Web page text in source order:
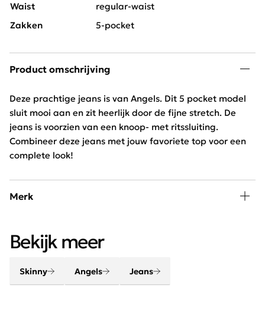
Waist
regular-waist
Zakken
5-pocket
Product omschrijving
Deze prachtige jeans is van Angels. Dit 5 pocket model
sluit mooi aan en zit heerlijk door de fijne stretch. De
jeans is voorzien van een knoop- met ritssluiting.
Combineer deze jeans met jouw favoriete top voor een
complete look!
Merk
Angels Jeans. De broeken hebben een ideale pasvorm
en zijn van perfecte kwaliteit. Dankzij het Power-stretch
materiaal, de Curvy- en de Comfort jeans zijn broeken
van Angels Jeans heerlijk te dragen.
Bekijk meer
Skinny Angels Jeans